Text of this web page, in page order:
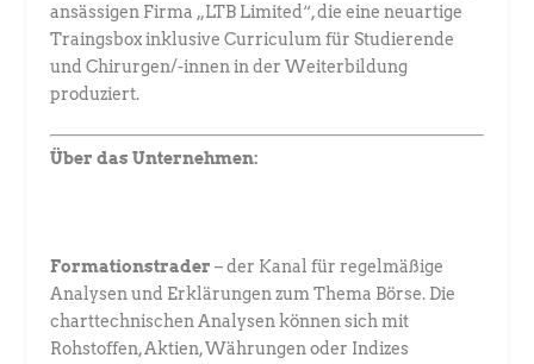
ansässigen Firma „LTB Limited“, die eine neuartige
Traingsbox inklusive Curriculum für Studierende
und Chirurgen/-innen in der Weiterbildung
produziert.
Über das Unternehmen:
Formationstrader– der Kanal für regelmäßige
Analysen und Erklärungen zum Thema Börse. Die
charttechnischen Analysen können sich mit
Rohstoffen, Aktien, Währungen oder Indizes